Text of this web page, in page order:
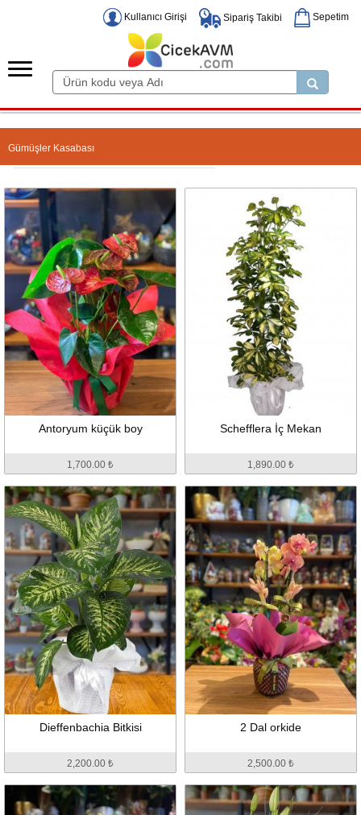
Kullanıcı Girişi Sipariş Takibi Sepetim
Gümüşler Kasabası
Antoryum küçük boy
1,700.00 ₺
Schefflera İç Mekan
1,890.00 ₺
Dieffenbachia Bitkisi
2,200.00 ₺
2 Dal orkide
2,500.00 ₺